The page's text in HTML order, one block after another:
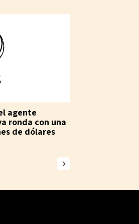
agente
ronda con una
de dólares